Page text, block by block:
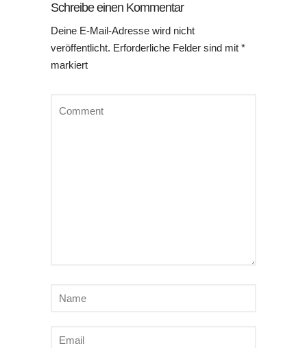
Schreibe einen Kommentar
Deine E-Mail-Adresse wird nicht
veröffentlicht. Erforderliche Felder sind mit *
markiert